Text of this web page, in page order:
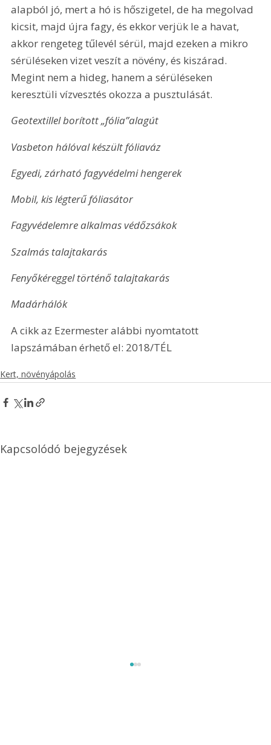
alapból jó, mert a hó is hőszigetel, de ha megolvad
kicsit, majd újra fagy, és ekkor verjük le a havat,
akkor rengeteg tűlevél sérül, majd ezeken a mikro
sérüléseken vizet veszít a növény, és kiszárad.
Megint nem a hideg, hanem a sérüléseken
keresztüli vízvesztés okozza a pusztulását.
Geotextillel borított „fólia”alagút
Vasbeton hálóval készült fóliaváz
Egyedi, zárható fagyvédelmi hengerek
Mobil, kis légterű fóliasátor
Fagyvédelemre alkalmas védőzsákok
Szalmás talajtakarás
Fenyőkéreggel történő talajtakarás
Madárhálók
A cikk az Ezermester alábbi nyomtatott
lapszámában érhető el: 2018/TÉL
Kert, növényápolás
Kapcsolódó bejegyzések